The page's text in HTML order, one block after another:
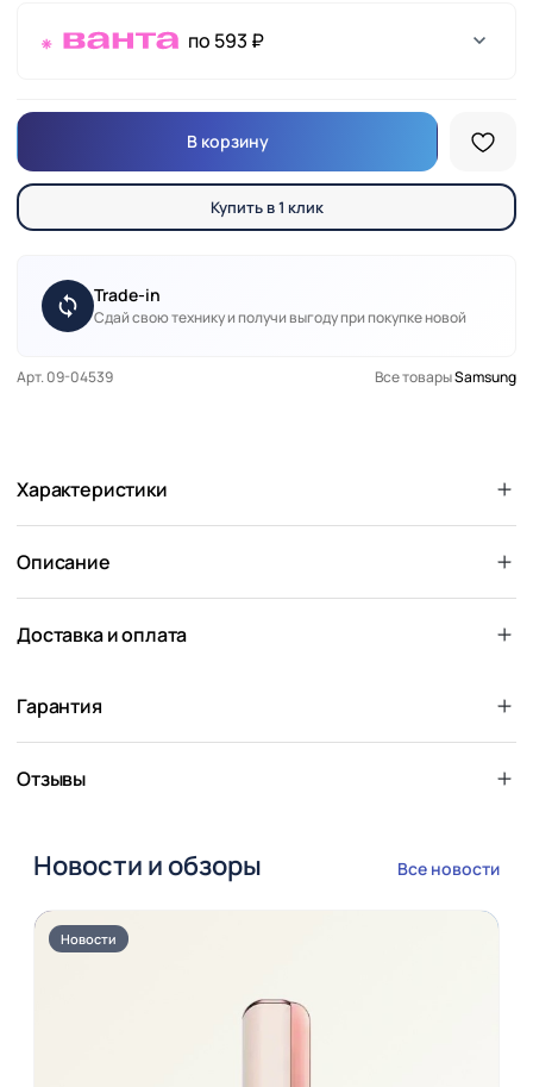
по 593 ₽
В корзину
Купить в 1 клик
Trade-in
Сдай свою технику и получи выгоду при покупке новой
Арт. 09-04539 Все товарыSamsung
Характеристики
Описание
Доставка и оплата
Гарантия
Отзывы
Новости и обзоры Все новости
Новости